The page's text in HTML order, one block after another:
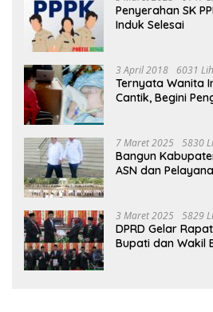
Penyerahan SK
Induk Selesai
3 April 2018 6031
Ternyata Wanita
Cantik, Begini
7 Maret 2025 5830
Bangun
ASN dan
3 Maret 2025 5829
DPRD Gelar
Bupati dan Wakil